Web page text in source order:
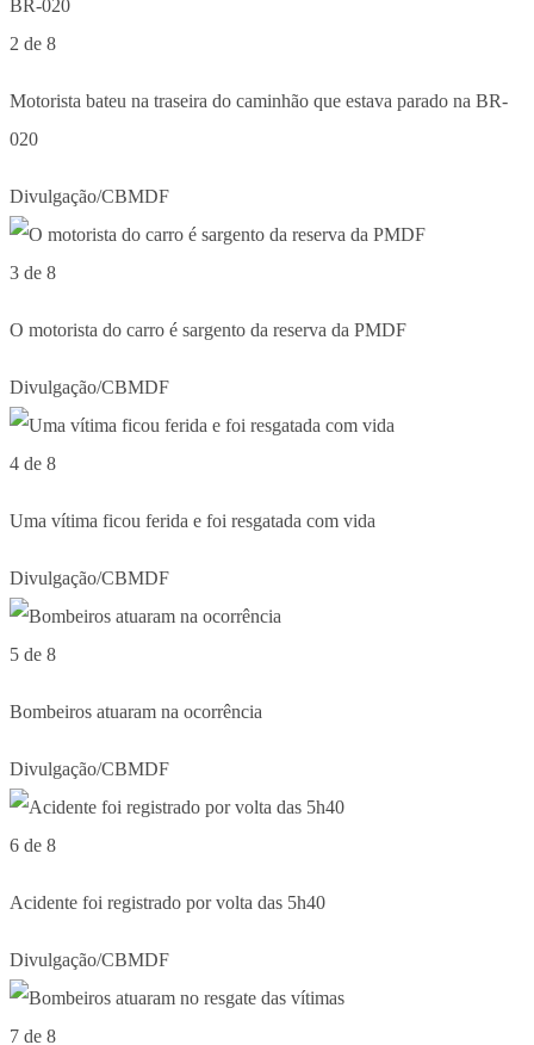
2 de 8
Motorista bateu na traseira do caminhão que estava parado na BR-
020
Divulgação/CBMDF
3 de 8
O motorista do carro é sargento da reserva da PMDF
Divulgação/CBMDF
4 de 8
Uma vítima ficou ferida e foi resgatada com vida
Divulgação/CBMDF
5 de 8
Bombeiros atuaram na ocorrência
Divulgação/CBMDF
6 de 8
Acidente foi registrado por volta das 5h40
Divulgação/CBMDF
7 de 8